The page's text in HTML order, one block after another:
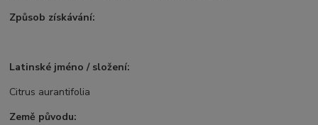
Způsob získávání:
Latinské jméno / složení:
Citrus aurantifolia
Země původu: